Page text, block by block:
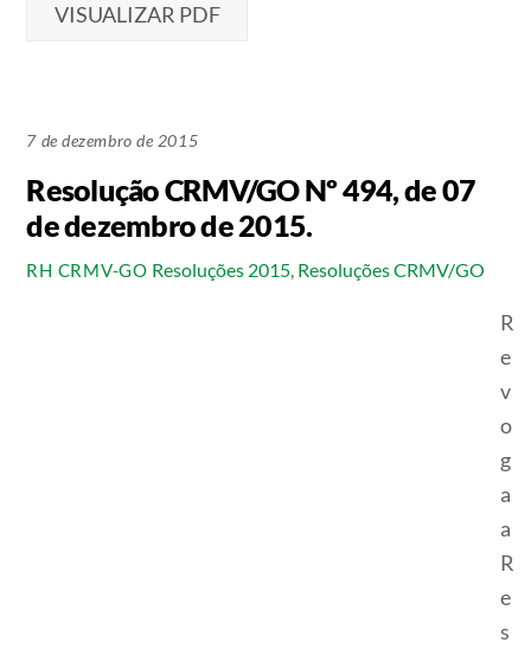
VISUALIZAR PDF
7 de dezembro de 2015
Resolução CRMV/GO Nº 494, de 07
de dezembro de 2015.
RH CRMV-GO Resoluções 2015, Resoluções CRMV/GO
R
e
v
o
g
a
a
R
e
s